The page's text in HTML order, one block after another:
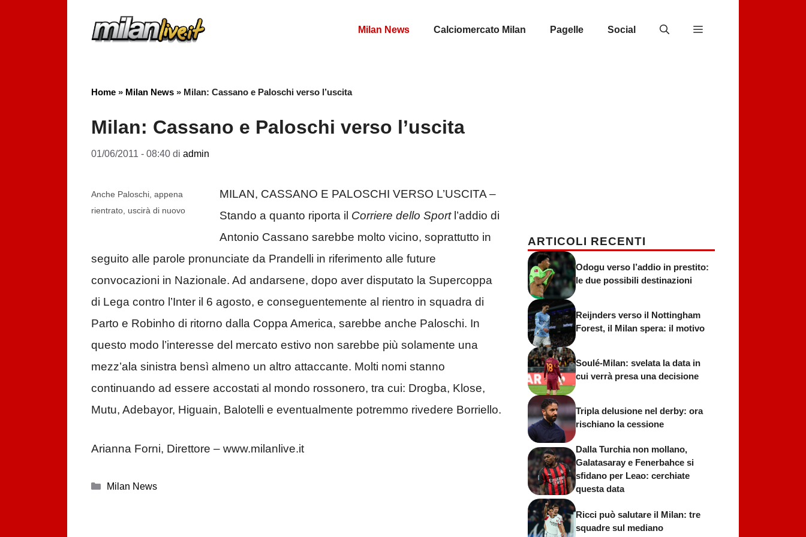
Milan News Calciomercato Milan Pagelle Social
Home » Milan News » Milan: Cassano e Paloschi verso l’uscita
Milan: Cassano e Paloschi verso l’uscita
01/06/2011 - 08:40 di admin
Anche Paloschi, appena
rientrato, uscirà di nuovo
MILAN, CASSANO E PALOSCHI VERSO L’USCITA –
Stando a quanto riporta il Corriere dello Sportl’addio di
Antonio Cassano sarebbe molto vicino, soprattutto in
seguito alle parole pronunciate da Prandelli in riferimento alle future
convocazioni in Nazionale. Ad andarsene, dopo aver disputato la Supercoppa
di Lega contro l’Inter il 6 agosto, e conseguentemente al rientro in squadra di
Parto e Robinho di ritorno dalla Coppa America, sarebbe anche Paloschi. In
questo modo l’interesse del mercato estivo non sarebbe più solamente una
mezz’ala sinistra bensì almeno un altro attaccante. Molti nomi stanno
continuando ad essere accostati al mondo rossonero, tra cui: Drogba, Klose,
Mutu, Ade­bayor, Higuain, Balotelli e eventualmente potremmo rivedere Borriello.
Arianna Forni, Direttore – www.milanlive.it
Categorie
Milan News
ARTICOLI RECENTI
Odogu verso l’addio in prestito:
le due possibili destinazioni
Reijnders verso il Nottingham
Forest, il Milan spera: il motivo
Soulé-Milan: svelata la data in
cui verrà presa una decisione
Tripla delusione nel derby: ora
rischiano la cessione
Dalla Turchia non mollano,
Galatasaray e Fenerbahce si
sfidano per Leao: cerchiate
questa data
Ricci può salutare il Milan: tre
squadre sul mediano